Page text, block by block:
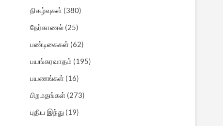
நிகழ்வுகள் (380)
நேர்காணல் (25)
பண்டிகைகள் (62)
பயங்கரவாதம் (195)
பயணங்கள் (16)
பிறமதங்கள் (273)
புதிய இந்து (19)